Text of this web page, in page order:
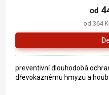
od 364
od
preventivní dlouhodobá
dřevokaznému hmyzu a